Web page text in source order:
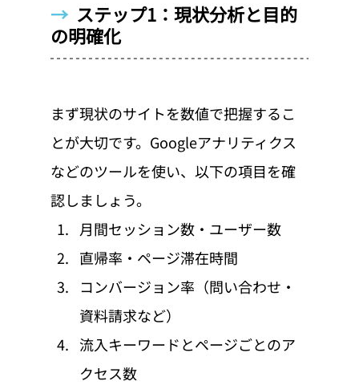
→ ステップ1：現状分析と目的
の明確化
まず現状のサイトを数値で把握するこ
とが大切です。Googleアナリティクス
などのツールを使い、以下の項目を確
認しましょう。
月間セッション数・ユーザー数
直帰率・ページ滞在時間
コンバージョン率（問い合わせ・
資料請求など）
流入キーワードとページごとのア
クセス数